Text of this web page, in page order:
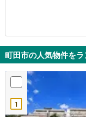
町田市の人気物件を
1